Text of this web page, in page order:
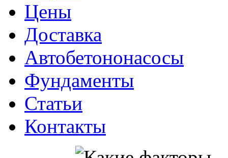
Цены
Доставка
Автобетононасосы
Фундаменты
Статьи
Контакты